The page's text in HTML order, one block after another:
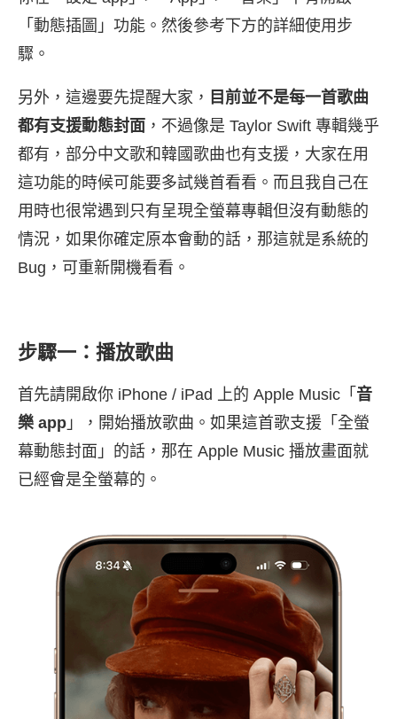
「動態插圖」功能。然後參考下方的詳細使用步
驟。
另外，這邊要先提醒大家， 目前並不是每一首歌曲
都有支援動態封面 ，不過像是 Taylor Swift 專輯幾乎
都有，部分中文歌和韓國歌曲也有支援，大家在用
這功能的時候可能要多試幾首看看。而且我自己在
用時也很常遇到只有呈現全螢幕專輯但沒有動態的
情況，如果你確定原本會動的話，那這就是系統的
Bug，可重新開機看看。
步驟一：播放歌曲
首先請開啟你 iPhone / iPad 上的 Apple Music「 音
樂 app 」，開始播放歌曲。如果這首歌支援「全螢
幕動態封面」的話，那在 Apple Music 播放畫面就
已經會是全螢幕的。